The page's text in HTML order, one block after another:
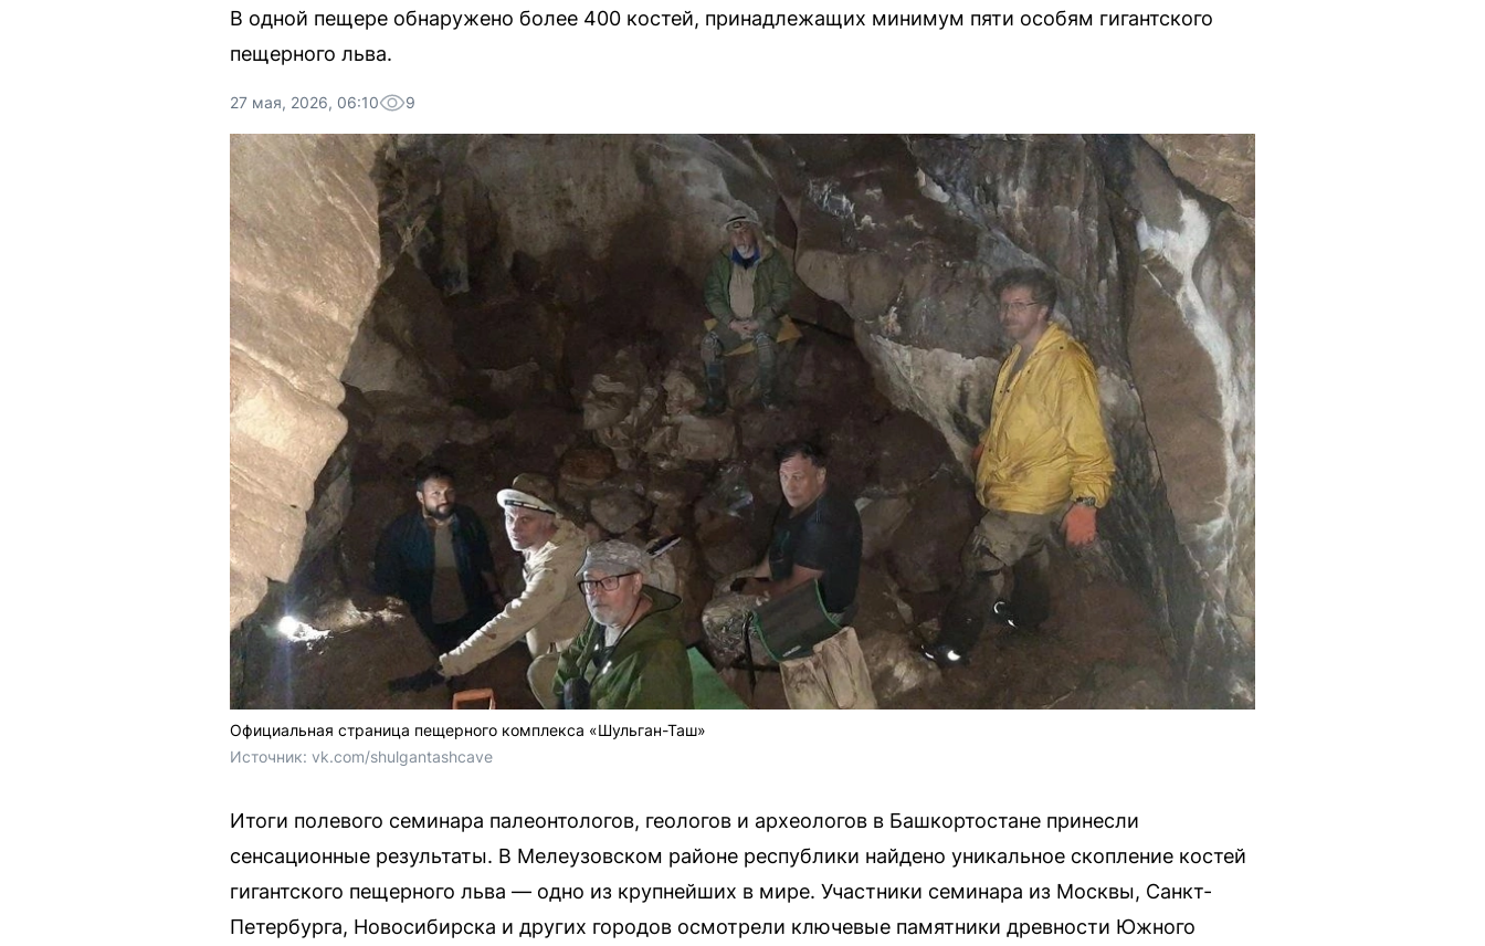
В одной пещере обнаружено более 400 костей, принадлежащих минимум пяти особям гигантского
пещерного льва.
27 мая, 2026, 06:10 9
Официальная страница пещерного комплекса «Шульган-Таш»
Источник: vk.com/shulgantashcave
Итоги полевого семинара палеонтологов, геологов и археологов в Башкортостане принесли
сенсационные результаты. В Мелеузовском районе республики найдено уникальное скопление костей
гигантского пещерного льва — одно из крупнейших в мире. Участники семинара из Москвы, Санкт-
Петербурга, Новосибирска и других городов осмотрели ключевые памятники древности Южного